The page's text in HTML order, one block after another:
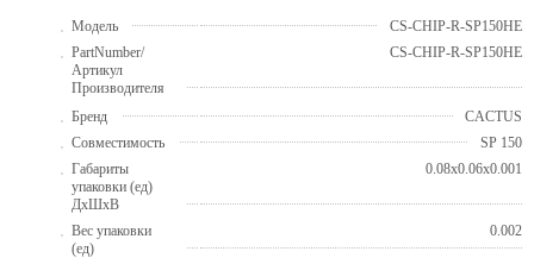
Модель
CS-CHIP-R-SP150HE
PartNumber/
Артикул
Производителя
CS-CHIP-R-SP150HE
Бренд
CACTUS
Совместимость
SP 150
Габариты
упаковки (ед)
ДхШхВ
0.08x0.06x0.001
Вес упаковки
(ед)
0.002